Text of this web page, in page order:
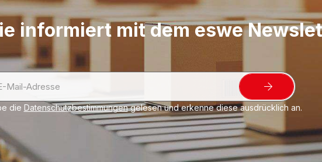
verfügen.
informiert mit dem eswe
die Datenschutzbestimmungengelesen und erkenne diese ausdrücklich an.